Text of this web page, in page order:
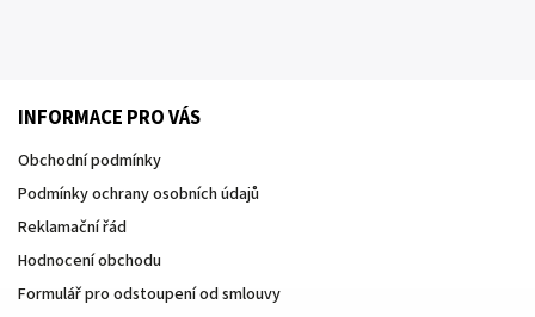
INFORMACE PRO VÁS
Obchodní podmínky
Podmínky ochrany osobních údajů
Reklamační řád
Hodnocení obchodu
Formulář pro odstoupení od smlouvy